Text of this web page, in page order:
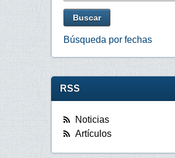
Búsqueda por fechas
RSS
Noticias
Artículos